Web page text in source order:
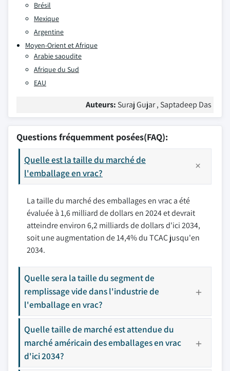
Brésil
Mexique
Argentine
Moyen-Orient et Afrique
Arabie saoudite
Afrique du Sud
EAU
Auteurs: Suraj Gujar , Saptadeep Das
Questions fréquemment posées(FAQ):
Quelle est la taille du marché de
l'emballage en vrac?
La taille du marché des emballages en vrac a été
évaluée à 1,6 milliard de dollars en 2024 et devrait
atteindre environ 6,2 milliards de dollars d'ici 2034,
soit une augmentation de 14,4% du TCAC jusqu'en
2034.
Quelle sera la taille du segment de
remplissage vide dans l'industrie de
l'emballage en vrac?
Quelle taille de marché est attendue du
marché américain des emballages en vrac
d'ici 2034?